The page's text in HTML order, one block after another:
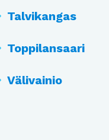
Talvikangas
Toppilansaari
Välivainio